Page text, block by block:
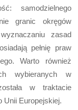
samodzielnego
granic okręgów
zasad
pełnię praw
Warto również
wybieranych w
w traktacie
Unii Europejskiej.